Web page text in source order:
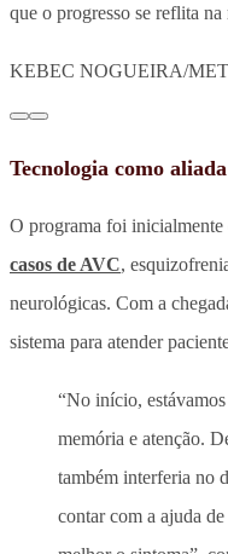
que o progresso se reflita
KEBEC NOGUEIRA/
Tecnologia como aliada
O programa foi inicialmente
casos de AVC,
neurológicas. Com a
sistema para atender
“No início,
memória e atenção.
também interferia no
contar com a ajuda